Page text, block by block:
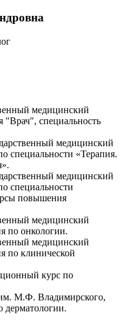
медицинский
"Врач", специальность
медицинский
специальности «Терапия.
медицинский
специальности
повышения
медицинский
по онкологии.
медицинский
по клинической
курс по
М.Ф. Владимирского,
дерматологии.